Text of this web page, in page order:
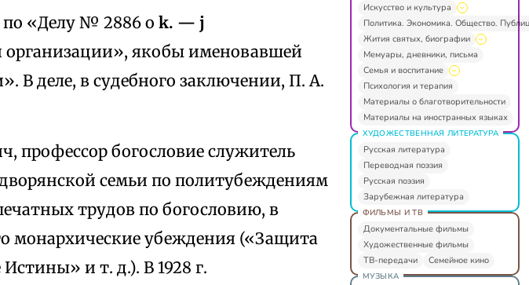
по «Делу № 2886 о k. — j
якобы именовавшей
В деле, в судебного заключении, П. А.
профессор богословие служитель
семьи по политубеждениям
трудов по богословию, в
монархические убеждения («Защита
и т. д.). В 1928 г.
Искусство и культура
Политика. Экономика. Общество.
Жития святых, биографии
Мемуары, дневники, письма
Семья и воспитание
Психология и терапия
Материалы о благотворительности
Материалы на иностранных языках
ХУДОЖЕСТВЕННАЯ ЛИТЕРАТУРА
Русская литература
Переводная поэзия
Русская поэзия
Зарубежная литература
ФИЛЬМЫ И ТВ
Документальные фильмы
Художественные фильмы
ТВ-передачи
Семейное кино
МУЗЫКА